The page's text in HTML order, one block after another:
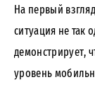
На первый
ситуация не так
демонстрирует,
уровень